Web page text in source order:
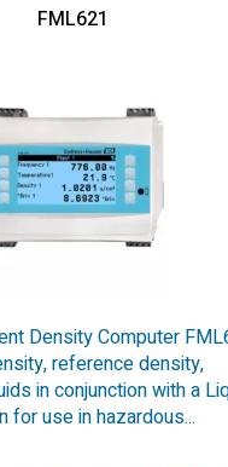
FML621
Density Computer
reference density,
in conjunction with a
for use in hazardous...